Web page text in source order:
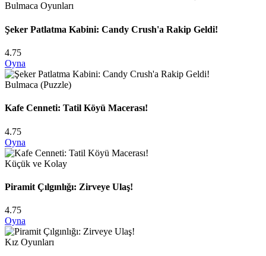
Bulmaca Oyunları
Şeker Patlatma Kabini: Candy Crush'a Rakip Geldi!
4.75
Oyna
Bulmaca (Puzzle)
Kafe Cenneti: Tatil Köyü Macerası!
4.75
Oyna
Küçük ve Kolay
Piramit Çılgınlığı: Zirveye Ulaş!
4.75
Oyna
Kız Oyunları